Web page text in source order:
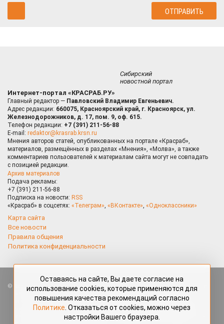
Сибирский
новостной портал
Интернет-портал «КРАСРАБ.РУ»
Главный редактор — Павловский Владимир Евгеньевич.
Адрес редакции: 660075, Красноярский край, г. Красноярск, ул.
Железнодорожников, д. 17, пом. 9, оф. 615.
Телефон редакции: +7 (391) 211-56-88
E-mail: redaktor@krasrab.krsn.ru
Мнения авторов статей, опубликованных на портале «Красраб»,
материалов, размещённых в разделах «Мнения», «Молва», а также
комментариев пользователей к материалам сайта могут не совпадать
с позицией редакции.
Архив материалов
Подача рекламы:
+7 (391) 211-56-88
Подписка на новости: RSS
«Красраб» в соцсетях: «Телеграм», «ВКонтакте», «Одноклассники»
Карта сайта
Все новости
Правила общения
Политика конфиденциальности
Все права защищены. Любые материалы, размещённые на портале
«Красраб.ру» сотрудниками редакции, нештатными авторами
и читателями, являются объектами авторского права. Полное или
частичное использование материалов, размещённых на портале
«Красраб.ру», допускается только с письменного согласия редакции
Оставаясь на сайте, Вы даете согласие на
использование cookies, которые применяются для
повышения качества рекомендаций согласно
Политике . Отказаться от cookies, можно через
настройки Вашего браузера.